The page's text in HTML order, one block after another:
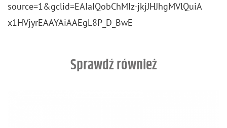
source=1&​gcl​id=EAI​aIQo​bChM​Iz-​jkj​JHJh​gMVl​QuiA​
x1HV​jyrE​AAYA​iAAE​gL8P​_​D_​BwE
Sprawdź również